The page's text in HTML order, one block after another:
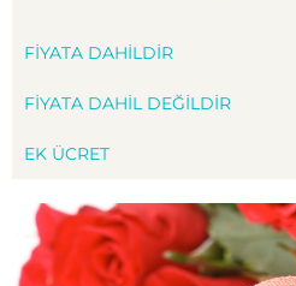
FIYATA DAHILDIR
FIYATA DAHIL DEĞILDIR
EK ÜCRET